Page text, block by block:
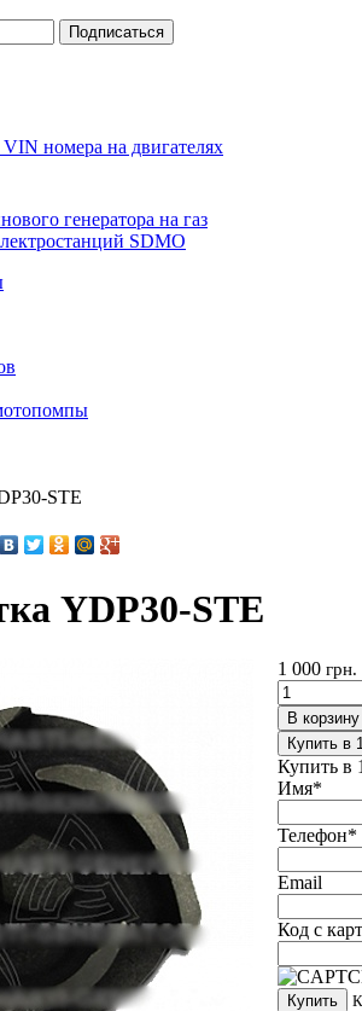
Подписаться
номера на двигателях
генератора на газ
SDMO
STE
YDP30-STE
1 000 грн.
В корзину
Купить в
Купить в
Имя*
Телефон*
Email
Код с
Купить